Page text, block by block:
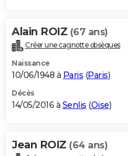
Alain ROIZ (67 ans)
Créer une cagnotte obsèques
Naissance
10/06/1948 à Paris (Paris)
Décès
14/05/2016 à Senlis (Oise)
Jean ROIZ (64 ans)